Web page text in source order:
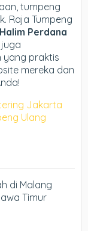
tumpeng
Raja Tumpeng
Perdana
yang praktis
mereka dan
Jakarta
Ulang
di Malang
Timur